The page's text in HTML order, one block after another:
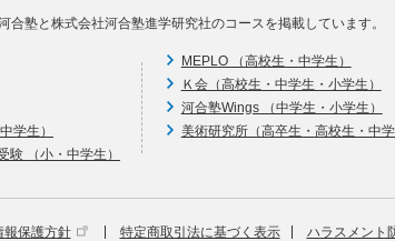
合塾と株式会社河合塾進学研究社のコースを掲載しています。
学生）
験 （小・中学生）
MEPLO （高校生・中学生）
Ｋ会（高校生・中学生・小学生）
河合塾Wings （中学生・小学生）
美術研究所（高卒生・高校生・中学
報保護方針 特定商取引法に基づく表示 ハラスメント